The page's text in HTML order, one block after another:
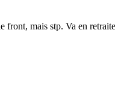
mais stp. Va en